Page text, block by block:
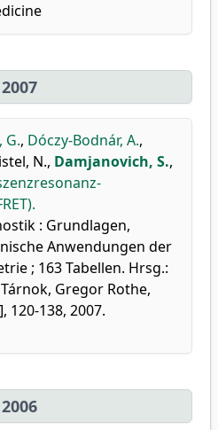
2007
G., Dóczy-Bodnár, A.,
N., Damjanovich, S.,
: Grundlagen,
Anwendungen der
; 163 Tabellen. Hrsg.:
Gregor Rothe,
120-138, 2007.
2006